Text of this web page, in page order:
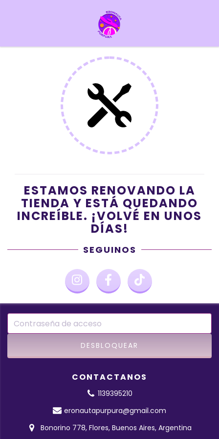
ESTAMOS RENOVANDO LA
TIENDA Y ESTÁ QUEDANDO
INCREÍBLE. ¡VOLVÉ EN UNOS
DÍAS!
SEGUINOS
CONTACTANOS
1139395210
eronautapurpura@gmail.com
Bonorino 778, Flores, Buenos Aires, Argentina